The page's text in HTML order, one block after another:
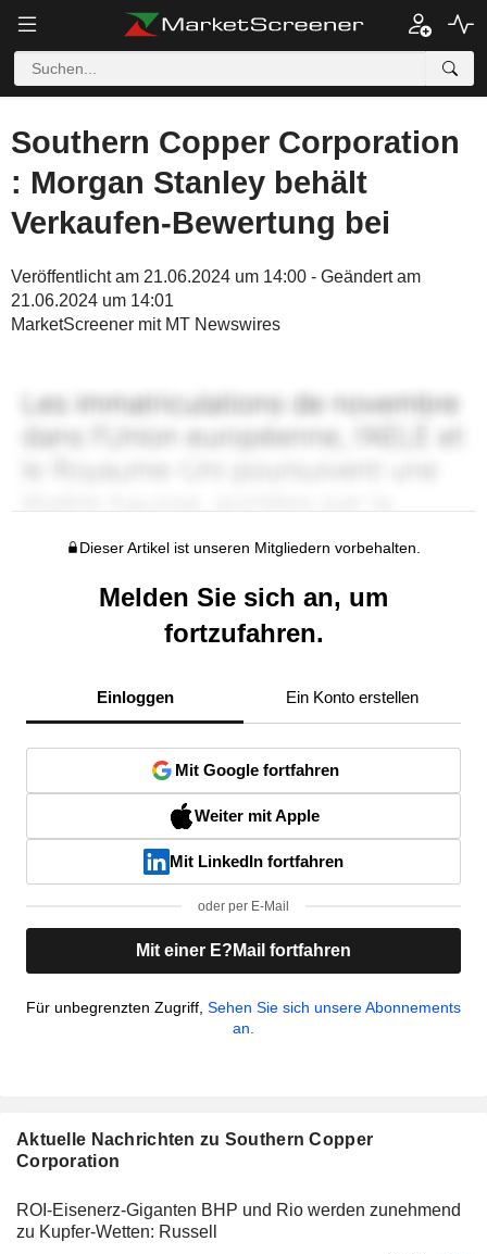
Southern Copper Corporation
: Morgan Stanley behält
Verkaufen-Bewertung bei
Veröffentlicht am 21.06.2024 um 14:00 - Geändert am
21.06.2024 um 14:01
MarketScreener mit MT Newswires
Dieser Artikel ist unseren Mitgliedern vorbehalten.
Melden Sie sich an, um
fortzufahren.
Einloggen Ein Konto erstellen
Mit Google fortfahren
Weiter mit Apple
Mit LinkedIn fortfahren
oder per E-Mail
Mit einer E?Mail fortfahren
Für unbegrenzten Zugriff, Sehen Sie sich unsere Abonnements
an.
Aktuelle Nachrichten zu Southern Copper
Corporation
ROI-Eisenerz-Giganten BHP und Rio werden zunehmend
zu Kupfer-Wetten: Russell